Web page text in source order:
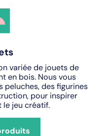
variée de jouets de
en bois. Nous vous
peluches, des figurines
pour inspirer
le jeu créatif.